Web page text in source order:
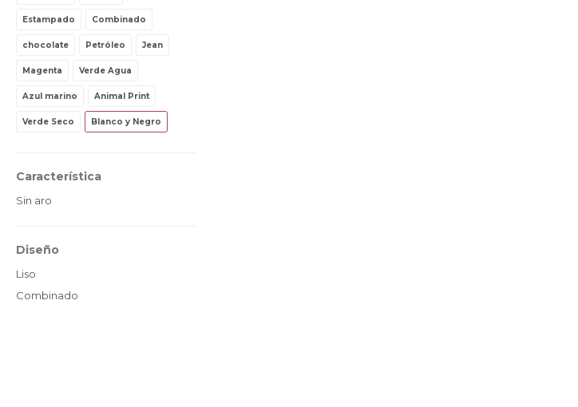
Estampado Combinado
chocolate Petróleo Jean
Magenta Verde Agua
Azul marino Animal Print
Verde Seco Blanco y Negro
Característica
Sin aro
Diseño
Liso
Combinado